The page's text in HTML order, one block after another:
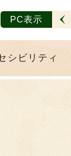
PC表示
シビリティ